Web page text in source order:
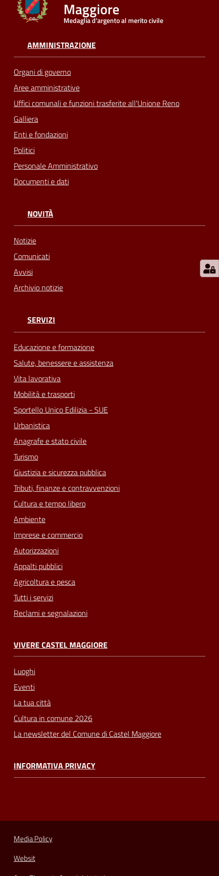
Seguici
Maggiore
Medaglia d'argento al merito civile
AMMINISTRAZIONE
Organi di governo
Aree amministrative
Uffici comunali e funzioni trasferite all'Unione Reno
Galliera
Enti e fondazioni
Politici
Personale Amministrativo
Documenti e dati
NOVITÀ
Notizie
Comunicati
Avvisi
Archivio notizie
SERVIZI
Educazione e formazione
Salute, benessere e assistenza
Vita lavorativa
Mobilità e trasporti
Sportello Unico Edilizia - SUE
Urbanistica
Anagrafe e stato civile
Turismo
Giustizia e sicurezza pubblica
Tributi, finanze e contravvenzioni
Cultura e tempo libero
Ambiente
Imprese e commercio
Autorizzazioni
Appalti pubblici
Agricoltura e pesca
Tutti i servizi
Reclami e segnalazioni
VIVERE CASTEL MAGGIORE
Luoghi
Eventi
La tua città
Cultura in comune 2026
La newsletter del Comune di Castel Maggiore
INFORMATIVA PRIVACY
Media Policy
Websit